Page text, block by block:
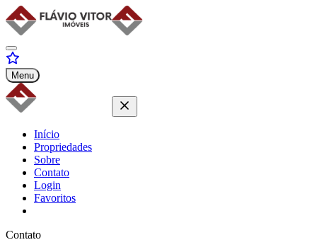
Menu
Início
Propriedades
Sobre
Contato
Login
Favoritos
Contato